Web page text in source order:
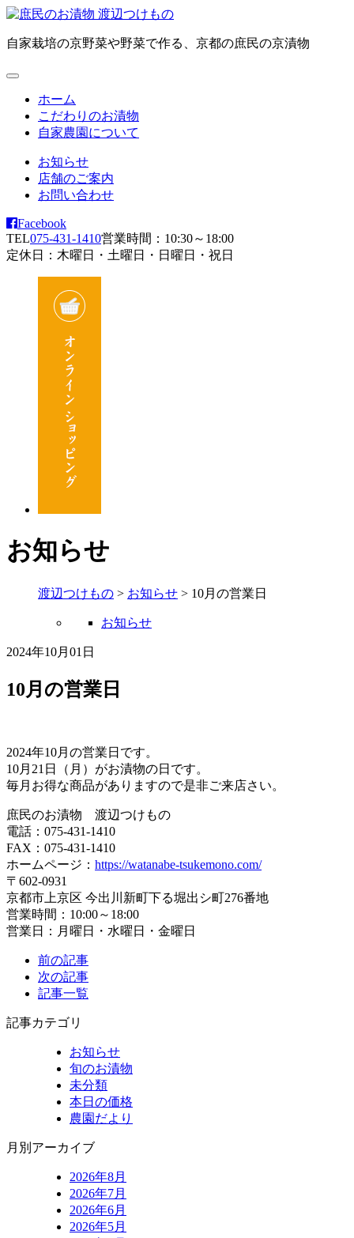
自家栽培の京野菜や野菜で作る、京都の庶民の京漬物
ホーム
こだわりのお漬物
自家農園について
お知らせ
店舗のご案内
お問い合わせ
Facebook
TEL075-431-1410営業時間：10:30～18:00
定休日：木曜日・土曜日・日曜日・祝日
お知らせ
渡辺つけもの > お知らせ > 10月の営業日
お知らせ
2024年10月01日
10月の営業日
2024年10月の営業日です。
10月21日（月）がお漬物の日です。
毎月お得な商品がありますので是非ご来店さい。
庶民のお漬物 渡辺つけもの
電話：075-431-1410
FAX：075-431-1410
ホームページ： https://watanabe-tsukemono.com/
〒602-0931
京都市上京区 今出川新町下る堀出シ町276番地
営業時間：10:00～18:00
営業日：月曜日・水曜日・金曜日
前の記事
次の記事
記事一覧
記事カテゴリ
お知らせ
旬のお漬物
未分類
本日の価格
農園だより
月別アーカイブ
2026年8月
2026年7月
2026年6月
2026年5月